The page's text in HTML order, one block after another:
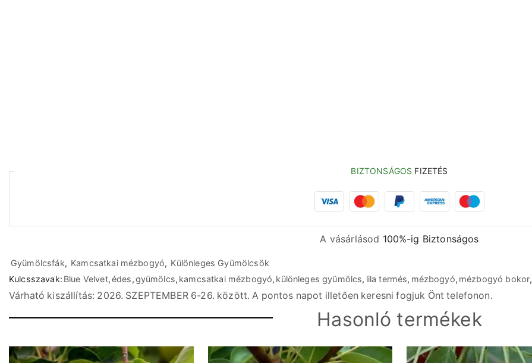
BIZTONSÁGOS FIZETÉS
A vásárlásod 100%-ig Biztonságos
Gyümölcsfák, Kamcsatkai mézbogyó, Különleges Gyümölcsök
Kulcsszavak: Blue Velvet,édes,gyümölcs, kamcsatkai mézbogyó, különleges gyümölcs, lila termés, mézbogyó, mézbogyó bokor,
Várható kiszállítás: 2026. SZEPTEMBER 6-26. között. A pontos napot illetően keresni fogjuk Önt telefonon.
Hasonló termékek